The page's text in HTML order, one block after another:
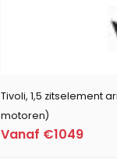
Tivoli, 1,5 zitselement
motoren)
Vanaf €1049